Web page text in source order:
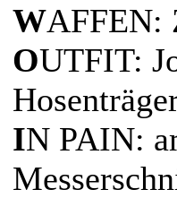
WAFFEN:
OUTFIT:
IN PAIN: